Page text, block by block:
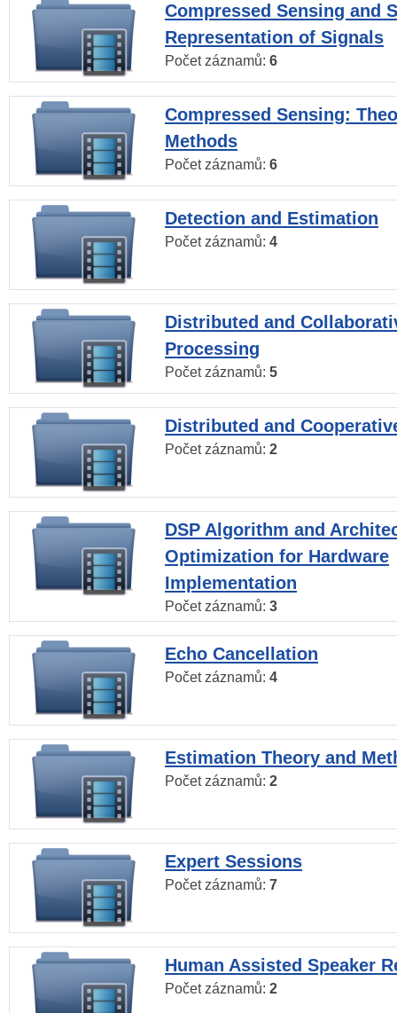
Compressed Sensing and
Representation of Signals
Počet záznamů: 6
Compressed Sensing:
Methods
Počet záznamů: 6
Detection and Estimation
Počet záznamů: 4
Distributed and
Processing
Počet záznamů: 5
Distributed and
Počet záznamů: 2
DSP Algorithm and
Optimization for Hardware
Implementation
Počet záznamů: 3
Echo Cancellation
Počet záznamů: 4
Estimation Theory and
Počet záznamů: 2
Expert Sessions
Počet záznamů: 7
Human Assisted Speaker
Počet záznamů: 2